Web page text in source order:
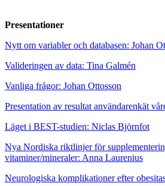
Presentationer
Nytt om variabler och databasen: Johan
Valideringen av data: Tina Galmén
Vanliga frågor: Johan Ottosson
Presentation av resultat användarenkät
Läget i BEST-studien: Niclas Björnfot
Nya Nordiska riktlinjer för
vitaminer/mineraler: Anna Laurenius
Neurologiska komplikationer efter